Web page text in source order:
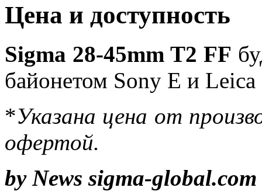
Цена и доступность
Sigma 28-45mm T2 FF
байонетом Sony E и
*Указана цена от
офертой.
by News sigma-global.com